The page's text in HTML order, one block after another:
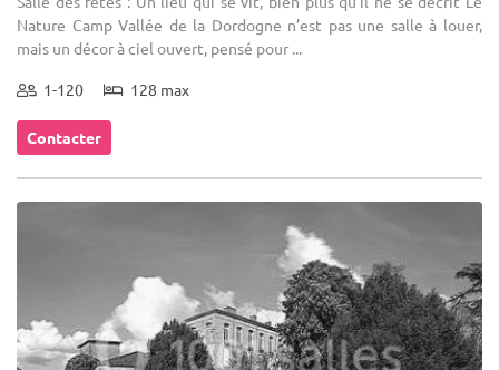
Nature Camp Vallée de la Dordogne n’est pas une salle à louer,
mais un décor à ciel ouvert, pensé pour ...
1-120 128 max
Contacter